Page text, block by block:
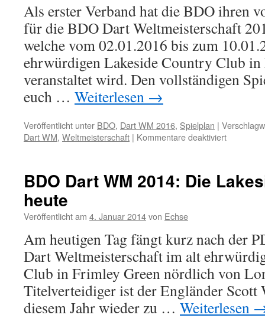
Als erster Verband hat die BDO ihren
für die BDO Dart Weltmeisterschaft
welche vom 02.01.2016 bis zum
ehrwürdigen Lakeside Country Club
veranstaltet wird. Den vollständigen
euch … Weiterlesen →
Veröffentlicht unter BDO, Dart WM 2016, Spielplan |
Dart WM, Weltmeisterschaft | Kommentare deaktiviertfür
2016:
BDO Dart WM 2014: Die
heute
Veröffentlicht am 4. Januar 2014von Echse
Am heutigen Tag fängt kurz nach der
Dart Weltmeisterschaft im alt
Club in Frimley Green nördlich von
Titelverteidiger ist der Engländer Scott
diesem Jahr wieder zu … Weiterlesen